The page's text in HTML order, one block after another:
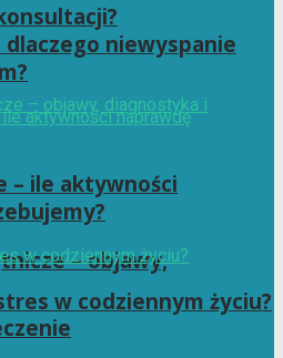
– objawy,
dlaczego niewyspanie
– ile aktywności
w codziennym życiu?